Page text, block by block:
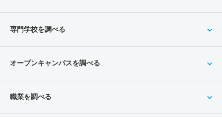
専門学校を調べる
オープンキャンパスを調べる
職業を調べる